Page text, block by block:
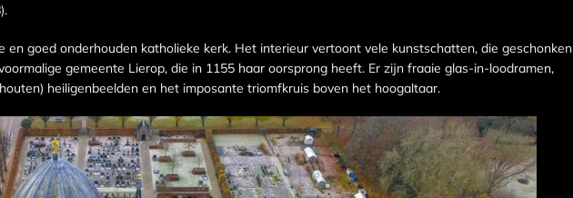
en goed onderhouden katholieke kerk. Het interieur vertoont vele kunstschatten, die geschonken
gemeente Lierop, die in 1155 haar oorsprong heeft. Er zijn fraaie glas-in-loodramen,
heiligenbeelden en het imposante triomfkruis boven het hoogaltaar.